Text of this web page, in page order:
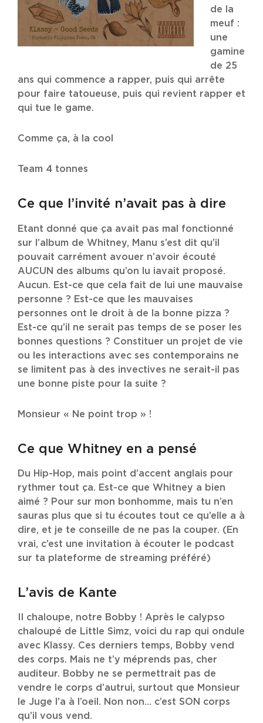
de la
meuf :
une
gamine
de 25
ans qui commence a rapper, puis qui arrête
pour faire tatoueuse, puis qui revient rapper et
qui tue le game.
Comme ça, à la cool
Team 4 tonnes
Ce que l’invité n’avait pas à dire
Etant donné que ça avait pas mal fonctionné
sur l’album de Whitney, Manu s’est dit qu’il
pouvait carrément avouer n’avoir écouté
AUCUN des albums qu’on lu iavait proposé.
Aucun. Est-ce que cela fait de lui une mauvaise
personne ? Est-ce que les mauvaises
personnes ont le droit à de la bonne pizza ?
Est-ce qu’il ne serait pas temps de se poser les
bonnes questions ? Constituer un projet de vie
ou les interactions avec ses contemporains ne
se limitent pas à des invectives ne serait-il pas
une bonne piste pour la suite ?
Monsieur « Ne point trop » !
Ce que Whitney en a pensé
Du Hip-Hop, mais point d’accent anglais pour
rythmer tout ça. Est-ce que Whitney a bien
aimé ? Pour sur mon bonhomme, mais tu n’en
sauras plus que si tu écoutes tout ce qu’elle a à
dire, et je te conseille de ne pas la couper. (En
vrai, c’est une invitation à écouter le podcast
sur ta plateforme de streaming préféré)
L’avis de Kante
Il chaloupe, notre Bobby ! Après le calypso
chaloupé de Little Simz, voici du rap qui ondule
avec Klassy. Ces derniers temps, Bobby vend
des corps. Mais ne t’y méprends pas, cher
auditeur. Bobby ne se permettrait pas de
vendre le corps d’autrui, surtout que Monsieur
le Juge l’a à l’oeil. Non non… c’est SON corps
qu’il vous vend.